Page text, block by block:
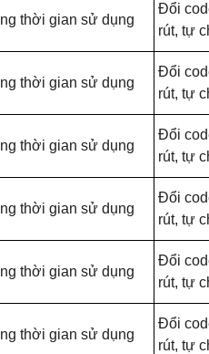
thời gian sử dụng
Đổi
rút, tự
thời gian sử dụng
Đổi
rút, tự
thời gian sử dụng
Đổi
rút, tự
thời gian sử dụng
Đổi
rút, tự
thời gian sử dụng
Đổi
rút, tự
thời gian sử dụng
Đổi
rút, tự